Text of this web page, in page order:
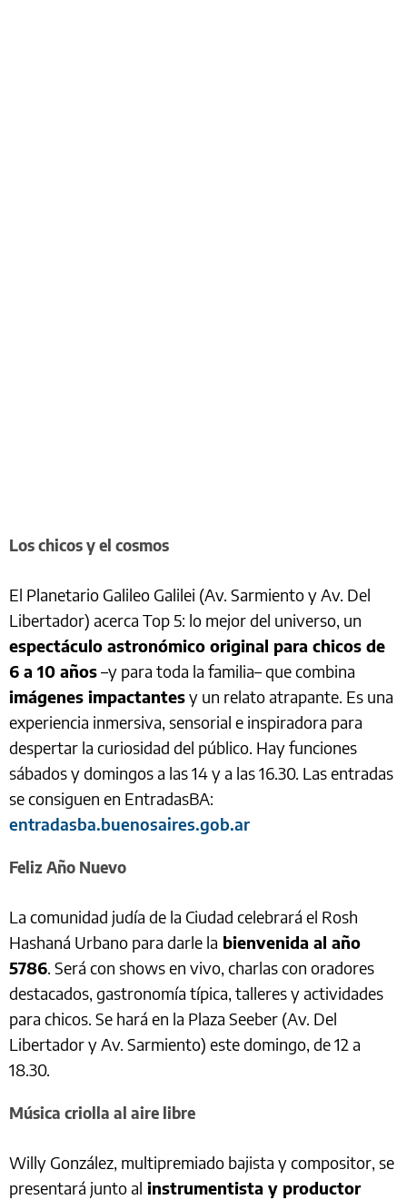
Los chicos y el cosmos
El Planetario Galileo Galilei (Av. Sarmiento y Av. Del
Libertador) acerca Top 5: lo mejor del universo, un
espectáculo astronómico original para chicos de
6 a 10 años–y para toda la familia– que combina
imágenes impactantesy un relato atrapante. Es una
experiencia inmersiva, sensorial e inspiradora para
despertar la curiosidad del público. Hay funciones
sábados y domingos a las 14 y a las 16.30. Las entradas
se consiguen en EntradasBA:
entradasba.buenosaires.gob.ar
Feliz Año Nuevo
La comunidad judía de la Ciudad celebrará el Rosh
Hashaná Urbano para darle la bienvenida al año
5786. Será con shows en vivo, charlas con oradores
destacados, gastronomía típica, talleres y actividades
para chicos. Se hará en la Plaza Seeber (Av. Del
Libertador y Av. Sarmiento) este domingo, de 12 a
18.30.
Música criolla al aire libre
Willy González, multipremiado bajista y compositor, se
presentará junto al instrumentista y productor